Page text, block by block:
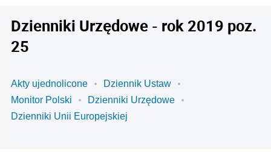
Dzienniki Urzędowe - rok 2019 poz.
25
Akty ujednolicone
Dziennik Ustaw
Monitor Polski
Dzienniki Urzędowe
Dzienniki Unii Europejskiej